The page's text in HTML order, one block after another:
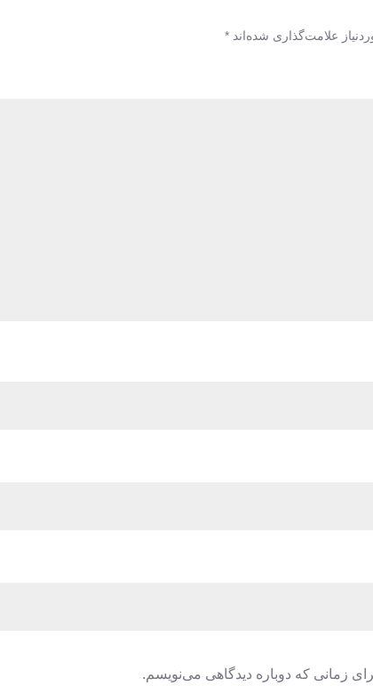
علامت‌گذاری شده‌اند *
زمانی که دوباره دیدگاهی می‌نویسم.